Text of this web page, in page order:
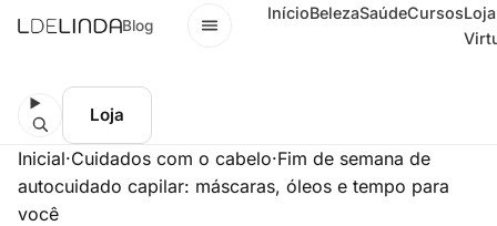
Blog Menu InícioBelezaSaúdeCursosLoja
Loja
Inicial·Cuidados com o cabelo·Fim de semana de
autocuidado capilar: máscaras, óleos e tempo para
você